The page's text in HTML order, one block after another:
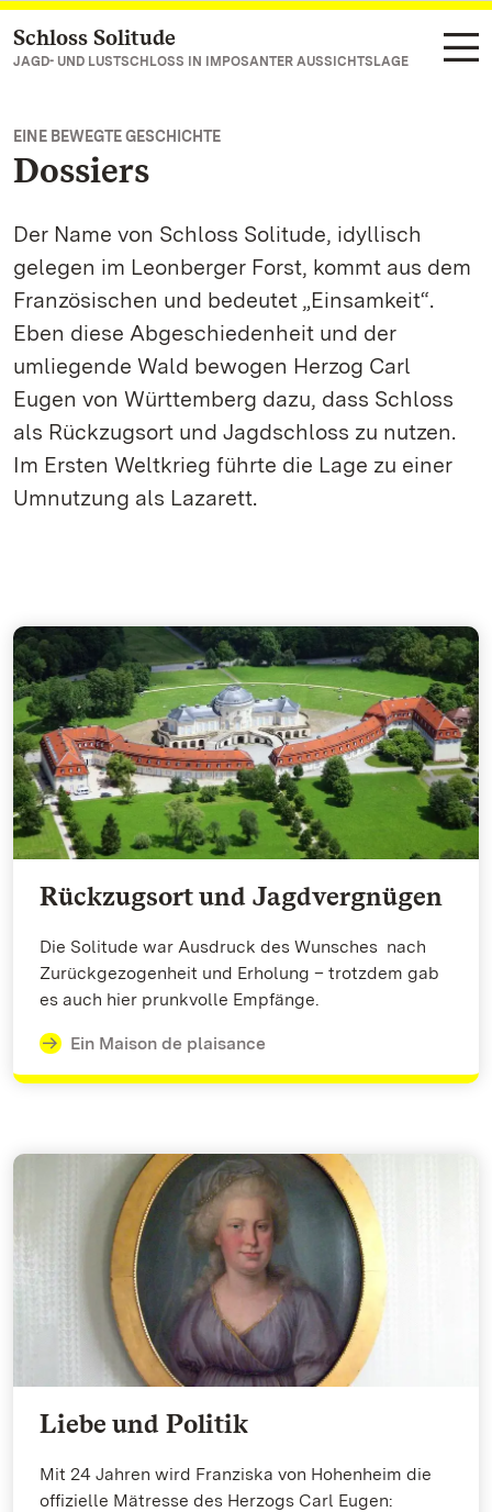
Zum Hauptinhalt springen
Schloss Solitude
JAGD- UND LUSTSCHLOSS IN IMPOSANTER AUSSICHTSLAGE
EINE BEWEGTE GESCHICHTE
Dossiers
Der Name von Schloss Solitude, idyllisch
gelegen im Leonberger Forst, kommt aus dem
Französischen und bedeutet „Einsamkeit“.
Eben diese Abgeschiedenheit und der
umliegende Wald bewogen Herzog Carl
Eugen von Württemberg dazu, dass Schloss
als Rückzugsort und Jagdschloss zu nutzen.
Im Ersten Weltkrieg führte die Lage zu einer
Umnutzung als Lazarett.
Rückzugsort und Jagdvergnügen
Die Solitude war Ausdruck des Wunsches nach
Zurückgezogenheit und Erholung – trotzdem gab
es auch hier prunkvolle Empfänge.
Ein Maison de plaisance
Liebe und Politik
Mit 24 Jahren wird Franziska von Hohenheim die
offizielle Mätresse des Herzogs Carl Eugen: